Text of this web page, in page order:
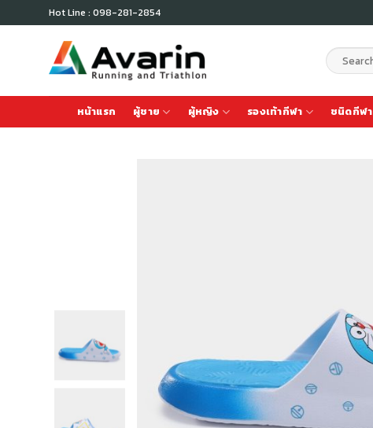
to
Hot Line : 098-281-2854
Search
for:
หน้าแรก ผู้ชาย ผู้หญิง รองเท้ากีฬา ชนิดกีฬา